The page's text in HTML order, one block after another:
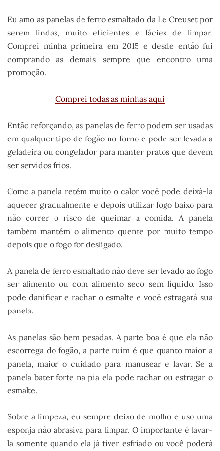
Eu amo as panelas de ferro esmaltado da Le Creuset por
serem lindas, muito eficientes e fácies de limpar.
Comprei minha primeira em 2015 e desde então fui
comprando as demais sempre que encontro uma
promoção.
Comprei todas as minhas aqui
Então reforçando, as panelas de ferro podem ser usadas
em qualquer tipo de fogão no forno e pode ser levada a
geladeira ou congelador para manter pratos que devem
ser servidos frios.
Como a panela retém muito o calor você pode deixá-la
aquecer gradualmente e depois utilizar fogo baixo para
não correr o risco de queimar a comida. A panela
também mantém o alimento quente por muito tempo
depois que o fogo for desligado.
A panela de ferro esmaltado não deve ser levado ao fogo
ser alimento ou com alimento seco sem líquido. Isso
pode danificar e rachar o esmalte e você estragará sua
panela.
As panelas são bem pesadas. A parte boa é que ela não
escorrega do fogão, a parte ruim é que quanto maior a
panela, maior o cuidado para manusear e lavar. Se a
panela bater forte na pia ela pode rachar ou estragar o
esmalte.
Sobre a limpeza, eu sempre deixo de molho e uso uma
esponja não abrasiva para limpar. O importante é lavar-
la somente quando ela já tiver esfriado ou você poderá